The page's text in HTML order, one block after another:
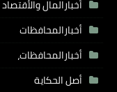
أخبارالمال والأقتصاد
أخبارالمحافظات
أخبارالمحافظات،
أصل الحكاية